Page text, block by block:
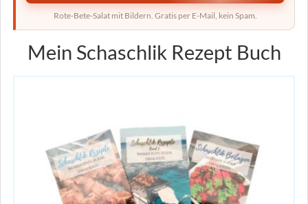
Rote-Bete-Salat mit Bildern. Gratis per E-Mail, kein Spam.
Mein Schaschlik Rezept Buch